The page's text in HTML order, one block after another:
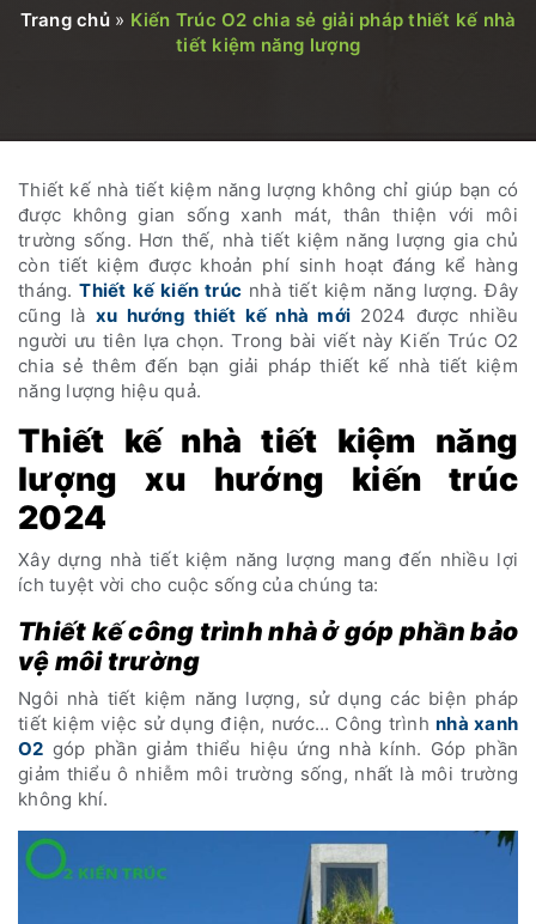
Trang chủ» Kiến Trúc O2 chia sẻ giải pháp thiết kế nhà
tiết kiệm năng lượng
Thiết kế nhà tiết kiệm năng lượng không chỉ giúp bạn có
được không gian sống xanh mát, thân thiện với môi
trường sống. Hơn thế, nhà tiết kiệm năng lượng gia chủ
còn tiết kiệm được khoản phí sinh hoạt đáng kể hàng
tháng.Thiết kế kiến trúc nhà tiết kiệm năng lượng. Đây
cũng là xu hướng thiết kế nhà mới 2024 được nhiều
người ưu tiên lựa chọn. Trong bài viết này Kiến Trúc O2
chia sẻ thêm đến bạn giải pháp thiết kế nhà tiết kiệm
năng lượng hiệu quả.
Thiết kế nhà tiết kiệm năng
lượng xu hướng kiến trúc
2024
Xây dựng nhà tiết kiệm năng lượng mang đến nhiều lợi
ích tuyệt vời cho cuộc sống của chúng ta:
Thiết kế công trình nhà ở góp phần bảo
vệ môi trường
Ngôi nhà tiết kiệm năng lượng, sử dụng các biện pháp
tiết kiệm việc sử dụng điện, nước… Công trìnhnhà xanh
O2 góp phần giảm thiểu hiệu ứng nhà kính. Góp phần
giảm thiểu ô nhiễm môi trường sống, nhất là môi trường
không khí.